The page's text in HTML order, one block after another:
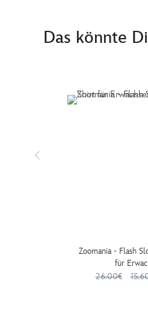
Das könnte
Zoomania - Flash
für
26.00€